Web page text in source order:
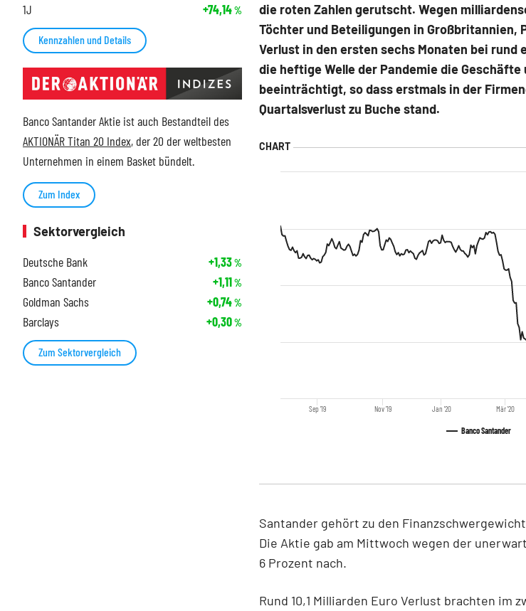
die roten Zahlen gerutscht. Wegen
Töchter und Beteiligungen in Großbritannien,
Verlust in den ersten sechs Monaten bei rund
die heftige Welle der Pandemie die
beeinträchtigt, so dass erstmals in der
Quartalsverlust zu Buche stand.
Banco Santander
Sep '19 Nov '19 Jan '20 Mär '20
Santander gehört zu den
Die Aktie gab am Mittwoch wegen der
6 Prozent nach.
Rund 10,1 Milliarden Euro Verlust brachten im
1J +74,14%
Kennzahlen und Details
Banco Santander Aktie ist auch Bestandteil des
AKTIONÄR Titan 20 Index, der 20 der weltbesten
Unternehmen in einem Basket bündelt.
Zum Index
Sektorvergleich
Deutsche Bank
+1,33%
Banco Santander +1,11%
Goldman Sachs +0,74%
Barclays +0,30%
Zum Sektorvergleich